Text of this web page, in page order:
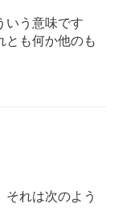
いう意味です
とも何か他のも
それは次のよう